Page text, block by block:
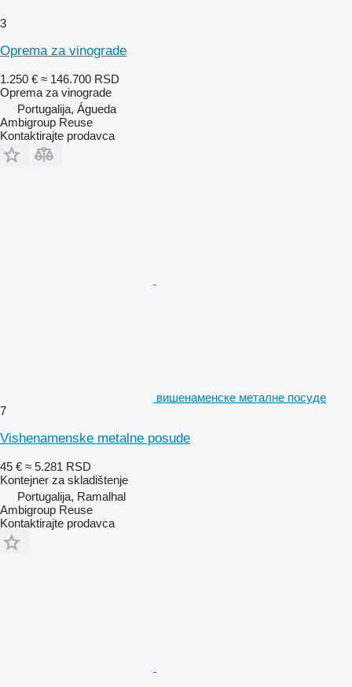
3
Oprema za vinograde
1.250 € ≈ 146.700 RSD
Oprema za vinograde
Portugalija, Águeda
Ambigroup Reuse
Kontaktirajte prodavca
вишенаменске металне посуде
7
Vishenamenske metalne posude
45 € ≈ 5.281 RSD
Kontejner za skladištenje
Portugalija, Ramalhal
Ambigroup Reuse
Kontaktirajte prodavca